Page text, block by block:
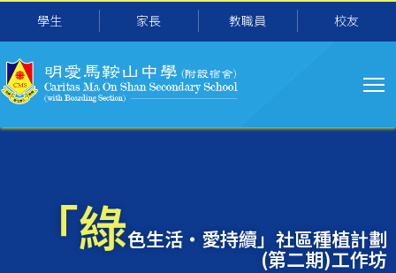
移至主內容
學生 家長 教職員 校友
导
航
「綠色生活‧愛持續」社區種植計劃
(第二期)工作坊